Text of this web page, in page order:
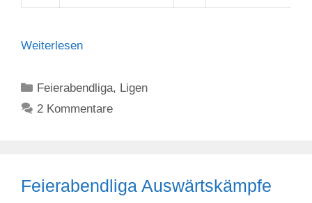
Weiterlesen
Kategorien
Feierabendliga, Ligen
2 Kommentare
Feierabendliga Auswärtskämpfe